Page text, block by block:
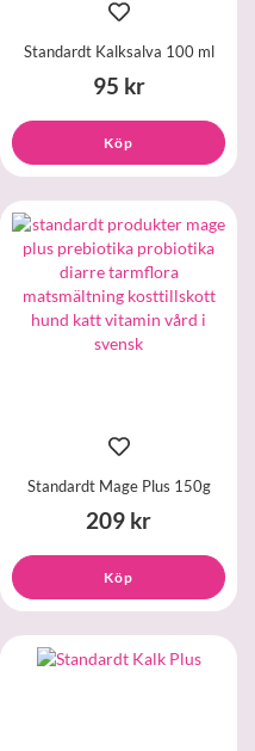
Standardt Kalksalva 100 ml
95 kr
Köp
Standardt Mage Plus 150g
209 kr
Köp